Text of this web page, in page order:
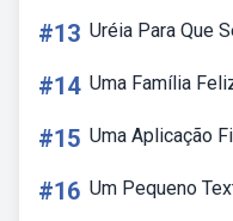
#13 Uréia Para Que
#14 Uma Família
#15 Uma Aplicação
#16 Um Pequeno